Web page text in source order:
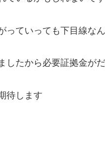
っていっても下目線な
したから必要証拠金が
待します